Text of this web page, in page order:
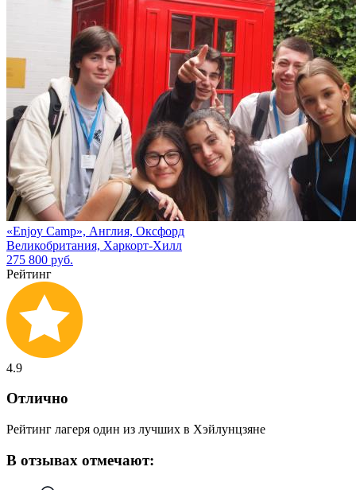
«Enjoy Camp», Англия, Оксфорд
Великобритания, Харкорт-Хилл
275 800 руб.
Рейтинг
4.9
Отлично
Рейтинг лагеря один из лучших в Хэйлунцзяне
В отзывах отмечают: